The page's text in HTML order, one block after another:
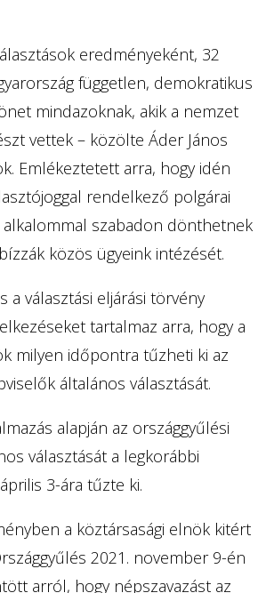
eredményeként, 32
független, demokratikus
mindazoknak, akik a nemzet
vettek – közölte Áder János
Emlékeztetett arra, hogy idén
rendelkező polgárai
szabadon dönthetnek
közös ügyeink intézését.
a választási eljárási törvény
tartalmaz arra, hogy a
milyen időpontra tűzheti ki az
általános választását.
alapján az országgyűlési
választását a legkorábbi
3-ára tűzte ki.
a köztársasági elnök kitért
2021. november 9-én
arról, hogy népszavazást az